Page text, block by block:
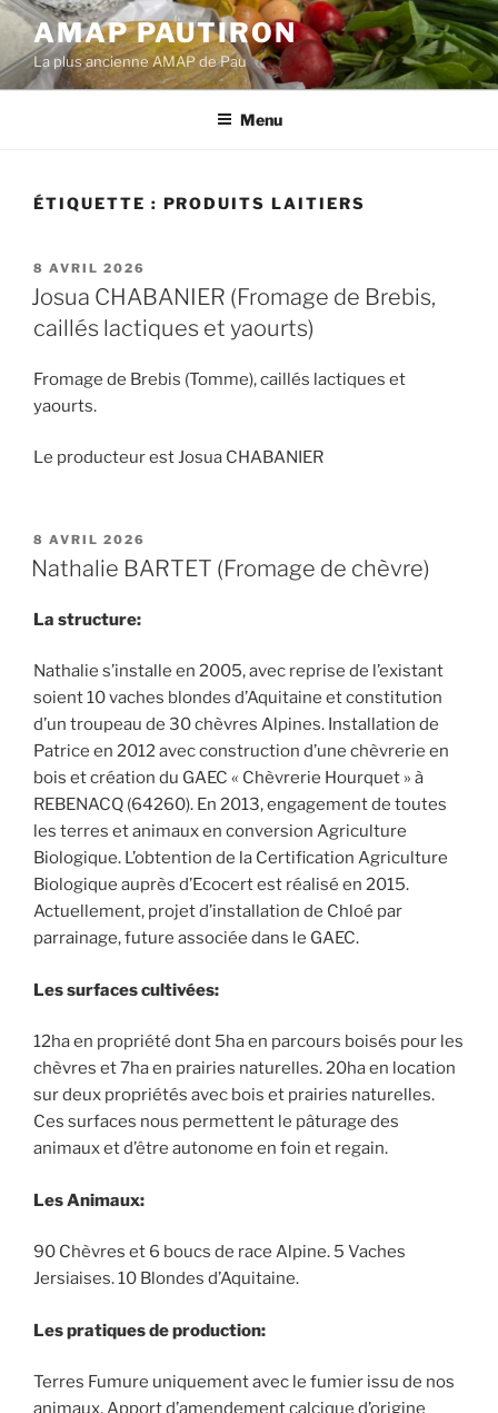
Aller
contenu
principal
AMAP PAUTIRON
La plus ancienne AMAP de Pau
Menu
ÉTIQUETTE : PRODUITS LAITIERS
PUBLIÉ
LE
8 AVRIL 2026
Josua CHABANIER (Fromage de Brebis,
caillés lactiques et yaourts)
Fromage de Brebis (Tomme), caillés lactiques et
yaourts.
Le producteur est Josua CHABANIER
PUBLIÉ
LE
8 AVRIL 2026
Nathalie BARTET (Fromage de chèvre)
La structure:
Nathalie s’installe en 2005, avec reprise de l’existant
soient 10 vaches blondes d’Aquitaine et constitution
d’un troupeau de 30 chèvres Alpines. Installation de
Patrice en 2012 avec construction d’une chèvrerie en
bois et création du GAEC « Chèvrerie Hourquet » à
REBENACQ (64260). En 2013, engagement de toutes
les terres et animaux en conversion Agriculture
Biologique. L’obtention de la Certification Agriculture
Biologique auprès d’Ecocert est réalisé en 2015.
Actuellement, projet d’installation de Chloé par
parrainage, future associée dans le GAEC.
Les surfaces cultivées:
12ha en propriété dont 5ha en parcours boisés pour les
chèvres et 7ha en prairies naturelles. 20ha en location
sur deux propriétés avec bois et prairies naturelles.
Ces surfaces nous permettent le pâturage des
animaux et d’être autonome en foin et regain.
Les Animaux:
90 Chèvres et 6 boucs de race Alpine. 5 Vaches
Jersiaises. 10 Blondes d’Aquitaine.
Les pratiques de production:
Terres Fumure uniquement avec le fumier issu de nos
animaux. Apport d’amendement calcique d’origine